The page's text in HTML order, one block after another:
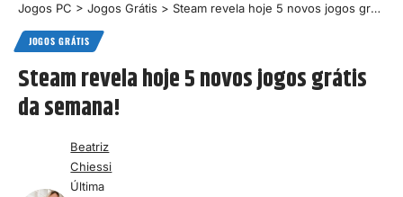
Jogos PC > Jogos Grátis > Steam revela hoje 5 novos jogos grátis da semana!
JOGOS GRÁTIS
Steam revela hoje 5 novos jogos grátis
da semana!
Última
Beatriz
Chiessi